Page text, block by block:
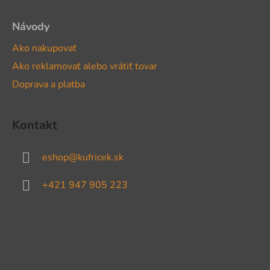
Návody
Ako nakupovať
Ako reklamovať alebo vrátiť tovar
Doprava a platba
Kontakt
eshop@kufricek.sk
+421 947 905 223